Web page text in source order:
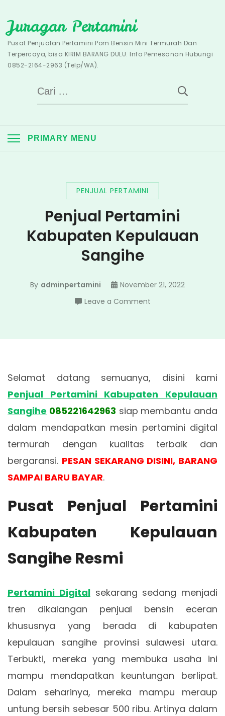
to
content
Juragan Pertamini
Pusat Penjualan Pertamini Pom Bensin Mini Termurah Dan
Terpercaya, bisa KIRIM BARANG DULU. Info Pemesanan Hubungi
0852-2164-2963 (Telp/WA).
Cari
untuk:
PRIMARY MENU
PENJUAL PERTAMINI
Penjual Pertamini
Kabupaten Kepulauan
Sangihe
By adminpertamini
November 21, 2022
Leave a Commenton
Kabupaten
Selamat datang semuanya, disini kami
Penjual Pertamini Kabupaten Kepulauan
Sangihe 085221642963 siap membantu anda
dalam mendapatkan mesin pertamini digital
termurah dengan kualitas terbaik dan
bergaransi. PESAN SEKARANG DISINI, BARANG
SAMPAI BARU BAYAR.
Pusat Penjual Pertamini
Kabupaten Kepulauan
Sangihe Resmi
Pertamini Digitalsekarang sedang menjadi
tren dikalangan penjual bensin eceran
khususnya yang berada di kabupaten
kepulauan sangihe provinsi sulawesi utara.
Terbukti, mereka yang membuka usaha ini
mampu mendapatkan keuntungan berlipat.
Dalam seharinya, mereka mampu meraup
untung bersih sebesar 500 ribu. Artinya dalam